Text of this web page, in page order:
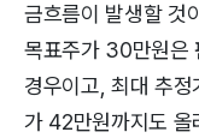
금흐름이 발생할 것
목표주가 30만원은
경우이고, 최대 추
가 42만원까지도 올